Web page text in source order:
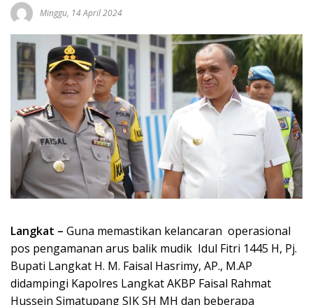
Minggu, 14 April 2024
Langkat – Guna memastikan kelancaran operasional
pos pengamanan arus balik mudik Idul Fitri 1445 H, Pj.
Bupati Langkat H. M. Faisal Hasrimy, AP., M.AP
didampingi Kapolres Langkat AKBP Faisal Rahmat
Hussein Simatupang SIK SH MH dan beberapa